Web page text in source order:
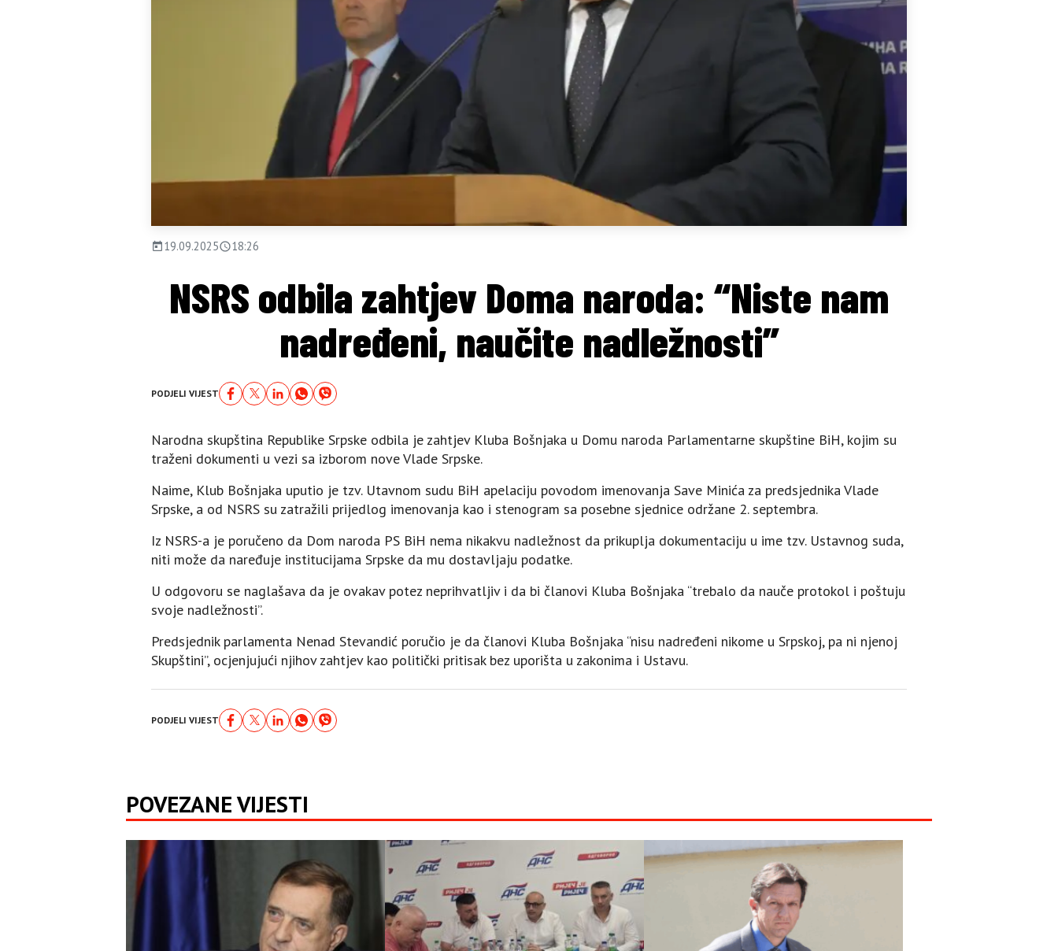
19.09.2025 18:26
NSRS odbila zahtjev Doma naroda: “Niste nam
nadređeni, naučite nadležnosti”
PODJELI VIJEST
Narodna skupština Republike Srpske odbila je zahtjev Kluba Bošnjaka u Domu naroda Parlamentarne skupštine BiH, kojim su
traženi dokumenti u vezi sa izborom nove Vlade Srpske.
Naime, Klub Bošnjaka uputio je tzv. Utavnom sudu BiH apelaciju povodom imenovanja Save Minića za predsjednika Vlade
Srpske, a od NSRS su zatražili prijedlog imenovanja kao i stenogram sa posebne sjednice održane 2. septembra.
Iz NSRS-a je poručeno da Dom naroda PS BiH nema nikakvu nadležnost da prikuplja dokumentaciju u ime tzv. Ustavnog suda,
niti može da naređuje institucijama Srpske da mu dostavljaju podatke.
U odgovoru se naglašava da je ovakav potez neprihvatljiv i da bi članovi Kluba Bošnjaka “trebalo da nauče protokol i poštuju
svoje nadležnosti”.
Predsjednik parlamenta Nenad Stevandić poručio je da članovi Kluba Bošnjaka “nisu nadređeni nikome u Srpskoj, pa ni njenoj
Skupštini”, ocjenjujući njihov zahtjev kao politički pritisak bez uporišta u zakonima i Ustavu.
PODJELI VIJEST
POVEZANE VIJESTI